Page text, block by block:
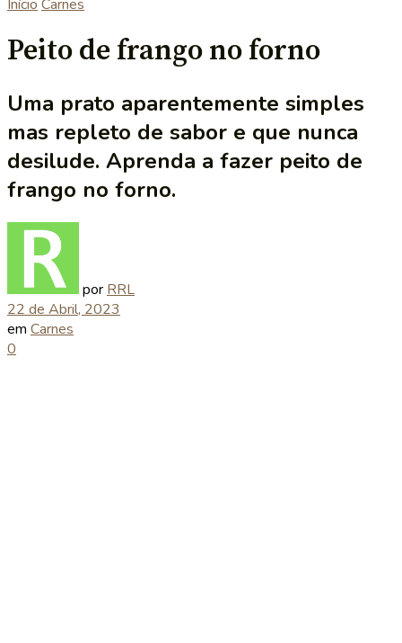
Início Carnes
Peito de frango no forno
Uma prato aparentemente simples
mas repleto de sabor e que nunca
desilude. Aprenda a fazer peito de
frango no forno.
por RRL
22 de Abril, 2023
em Carnes
0